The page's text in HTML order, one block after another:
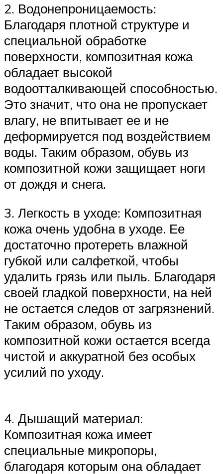
2. Водонепроницаемость:
Благодаря плотной структуре и
специальной обработке
поверхности, композитная кожа
обладает высокой
водоотталкивающей способностью.
Это значит, что она не пропускает
влагу, не впитывает ее и не
деформируется под воздействием
воды. Таким образом, обувь из
композитной кожи защищает ноги
от дождя и снега.
3. Легкость в уходе: Композитная
кожа очень удобна в уходе. Ее
достаточно протереть влажной
губкой или салфеткой, чтобы
удалить грязь или пыль. Благодаря
своей гладкой поверхности, на ней
не остается следов от загрязнений.
Таким образом, обувь из
композитной кожи остается всегда
чистой и аккуратной без особых
усилий по уходу.
4. Дышащий материал:
Композитная кожа имеет
специальные микропоры,
благодаря которым она обладает